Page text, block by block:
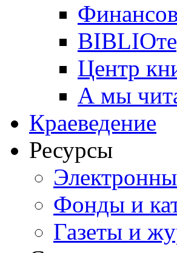
Центр
А мы
Краеведение
Ресурсы
Фонды и
Газеты и